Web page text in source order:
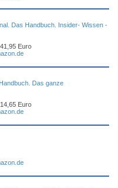
Das Handbuch. Insider- Wissen -
Euro
Das ganze
Euro